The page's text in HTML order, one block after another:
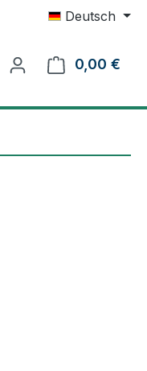
Deutsch
0,00 €